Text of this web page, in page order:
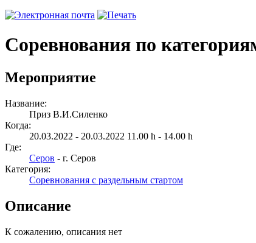
Соревнования по
Мероприятие
Название:
Приз В.И.Силенко
Когда:
20.03.2022 - 20.03.2022 11.00 h - 14.00 h
Где:
Серов - г. Серов
Категория:
Соревнования с раздельным стартом
Описание
К сожалению, описания нет